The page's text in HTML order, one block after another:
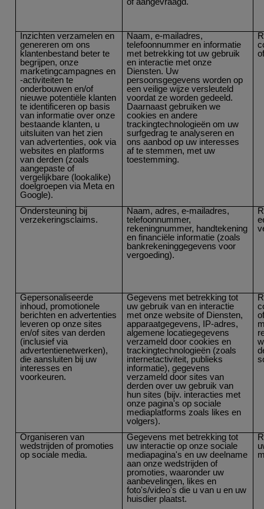
Inzichten verzamelen en
genereren om ons
klantenbestand beter te
begrijpen, onze
marketingcampagnes en
-activiteiten te
onderbouwen en/of
nieuwe potentiële klanten
te identificeren op basis
van informatie over onze
bestaande klanten, u
uitsluiten van het zien
van advertenties, ook via
websites en platforms
van derden (zoals
aangepaste of
vergelijkbare (lookalike)
doelgroepen via Meta en
Google).
Naam, e-mailadres,
telefoonnummer en informatie
met betrekking tot uw gebruik
en interactie met onze
Diensten. Uw
persoonsgegevens worden op
een veilige wijze versleuteld
voordat ze worden gedeeld.
Daarnaast gebruiken we
cookies en andere
trackingtechnologieën om uw
surfgedrag te analyseren en
ons aanbod op uw interesses
af te stemmen, met uw
toestemming.
Ondersteuning bij
verzekeringsclaims.
Naam, adres, e-mailadres,
telefoonnummer,
rekeningnummer, handtekening
en financiële informatie (zoals
bankrekeninggegevens voor
vergoeding).
Gepersonaliseerde
inhoud, promotionele
berichten en advertenties
leveren op onze sites
en/of sites van derden
(inclusief via
advertentienetwerken),
die aansluiten bij uw
interesses en
voorkeuren.
Gegevens met betrekking tot
uw gebruik van en interactie
met onze website of Diensten,
apparaatgegevens, IP-adres,
algemene locatiegegevens
verzameld door cookies en
trackingtechnologieën (zoals
internetactiviteit, publieks
informatie), gegevens
verzameld door sites van
derden over uw gebruik van
hun sites (bijv. interacties met
onze pagina's op sociale
mediaplatforms zoals likes en
volgers).
Organiseren van
wedstrijden of promoties
op sociale media.
Gegevens met betrekking tot
uw interactie op onze sociale
mediapagina's en uw deelname
aan onze wedstrijden of
promoties, waaronder uw
aanbevelingen, likes en
foto's/video's die u van u en uw
huisdier plaatst.